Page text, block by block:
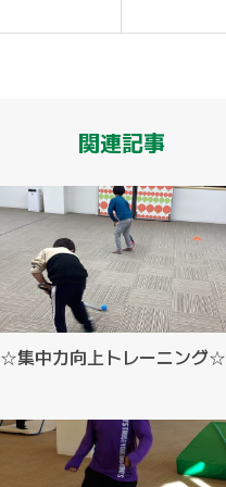
関連記事
☆集中力向上トレーニング☆